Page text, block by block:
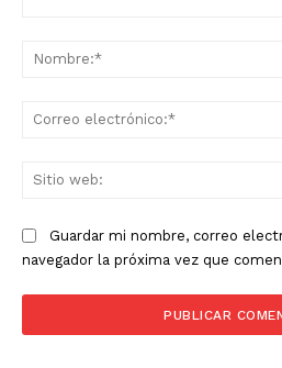
Guardar mi nombre, correo
navegador la próxima vez que